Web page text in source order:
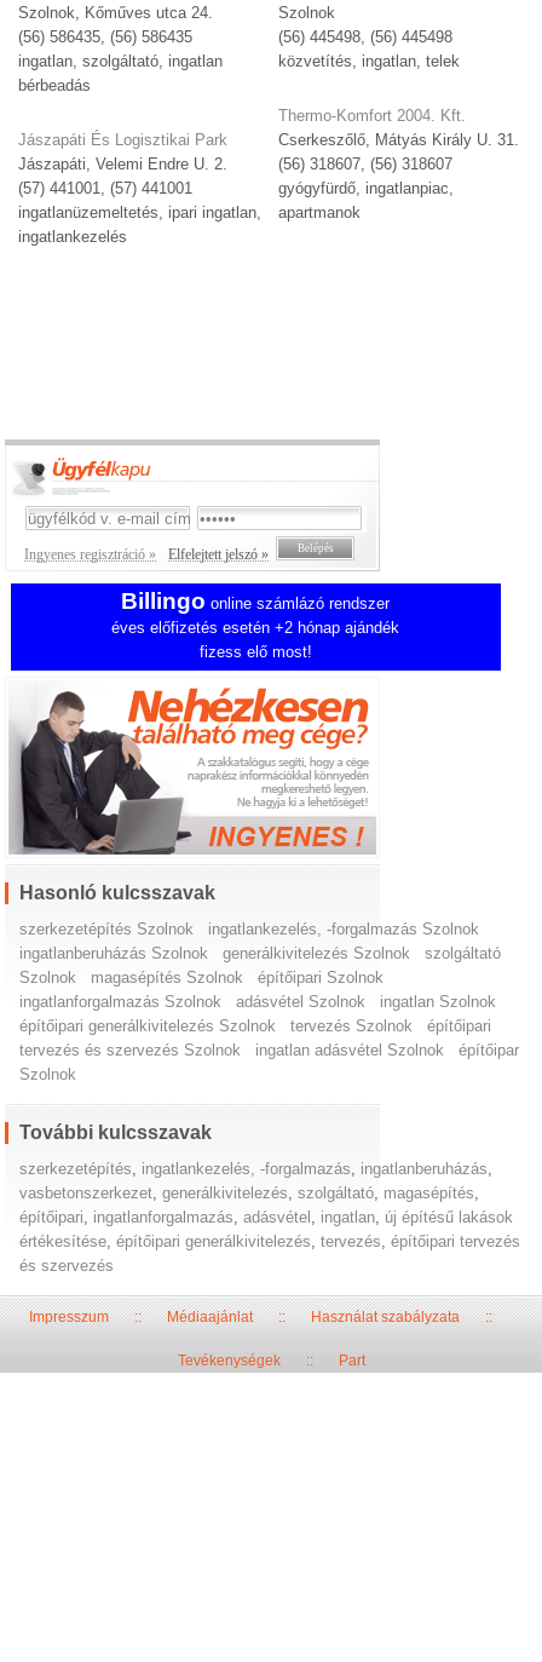
Szolnok, Kőműves utca 24.
(56) 586435, (56) 586435
ingatlan, szolgáltató, ingatlan
bérbeadás
Jászapáti És Logisztikai Park
Jászapáti, Velemi Endre U. 2.
(57) 441001, (57) 441001
ingatlanüzemeltetés, ipari ingatlan,
ingatlankezelés
Szolnok
(56) 445498, (56) 445498
közvetítés, ingatlan, telek
Thermo-Komfort 2004. Kft.
Cserkeszőlő, Mátyás Király U. 31.
(56) 318607, (56) 318607
gyógyfürdő, ingatlanpiac,
apartmanok
Ingyenes regisztráció » Elfelejtett jelszó »
Billingo online számlázó rendszer
éves előfizetés esetén +2 hónap ajándék
fizess elő most!
Hasonló kulcsszavak
szerkezetépítés Szolnok
ingatlankezelés, -forgalmazás Szolnok
ingatlanberuházás Szolnok
generálkivitelezés Szolnok
szolgáltató
Szolnok
magasépítés Szolnok
építőipari Szolnok
ingatlanforgalmazás Szolnok
adásvétel Szolnok
ingatlan Szolnok
építőipari generálkivitelezés Szolnok
tervezés Szolnok
építőipari
tervezés és szervezés Szolnok
ingatlan adásvétel Szolnok
építőipar
Szolnok
További kulcsszavak
szerkezetépítés ingatlankezelés, -forgalmazás ingatlanberuházás
vasbetonszerkezet ,generálkivitelezés ,szolgáltató magasépítés
építőipari
ingatlanforgalmazás ,adásvétel ingatlan új építésű lakások
értékesítése ,építőipari generálkivitelezés ,tervezés ,építőipari tervezés
és szervezés
Impresszum::Médiaajánlat::Használat szabályzata::
Tevékenységek:: Part